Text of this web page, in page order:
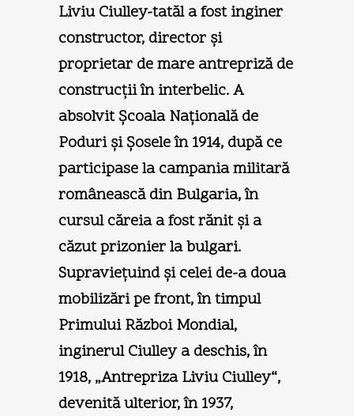
Liviu Ciulley-tatăl a fost inginer
constructor, director şi
proprietar de mare antrepriză de
construcţii în interbelic. A
absolvit Şcoala Naţională de
Poduri şi Şosele în 1914, după ce
participase la campania militară
românească din Bulgaria, în
cursul căreia a fost rănit şi a
căzut prizonier la bulgari.
Supravieţuind şi celei de-a doua
mobilizări pe front, în timpul
Primului Război Mondial,
inginerul Ciulley a deschis, în
1918, „Antrepriza Liviu Ciulley“,
devenită ulterior, în 1937,